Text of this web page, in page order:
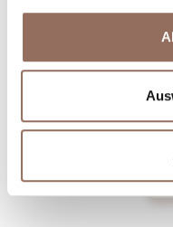
Betriebe